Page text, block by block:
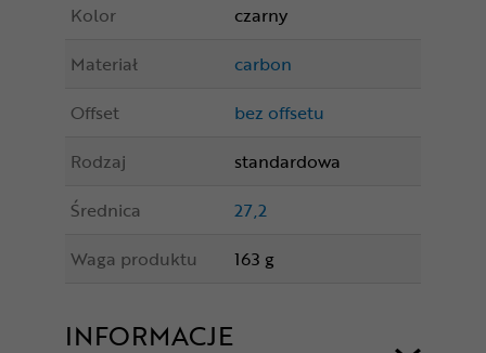
Kolor
czarny
Materiał
carbon
Offset
bez offsetu
Rodzaj
standardowa
Średnica
27,2
Waga produktu
163 g
INFORMACJE